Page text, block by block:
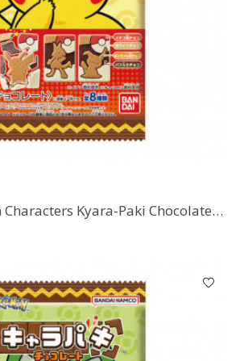
Bandai Pokemon Characters Kyara-Paki Chocolate (1)